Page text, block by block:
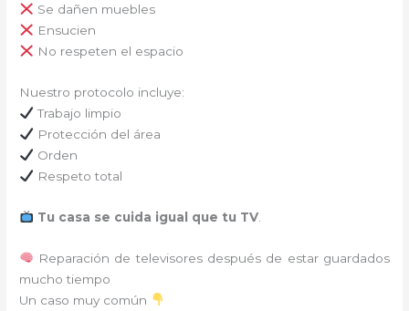
Se dañen muebles
Ensucien
No respeten el espacio
Nuestro protocolo incluye:
Trabajo limpio
Protección del área
Orden
Respeto total
Tu casa se cuida igual que tu TV.
Reparación de televisores después de estar guardados
mucho tiempo
Un caso muy común